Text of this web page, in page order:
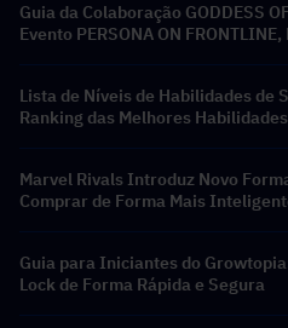
Guia da Colaboração GODDESS
Evento PERSONA ON
Lista de Níveis de Habilidades de
Ranking das Melhores
Marvel Rivals Introduz Novo
Comprar de Forma Mais
Guia para Iniciantes do
Lock de Forma Rápida e Segura